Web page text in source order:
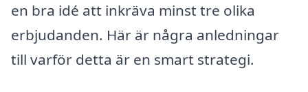
en bra idé att inkräva minst tre olika
erbjudanden. Här är några anledningar
till varför detta är en smart strategi.